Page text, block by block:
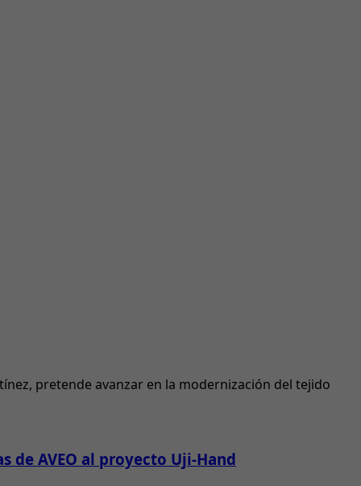
pretende avanzar en la modernización del tejido
de AVEO al proyecto Uji-Hand